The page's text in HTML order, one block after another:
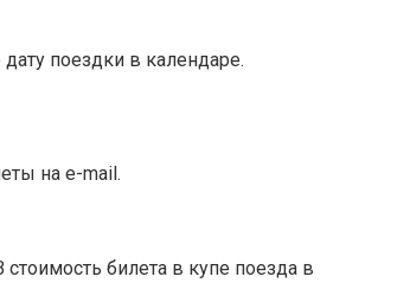
поездки в календаре.
на e-mail.
стоимость билета в купе поезда в